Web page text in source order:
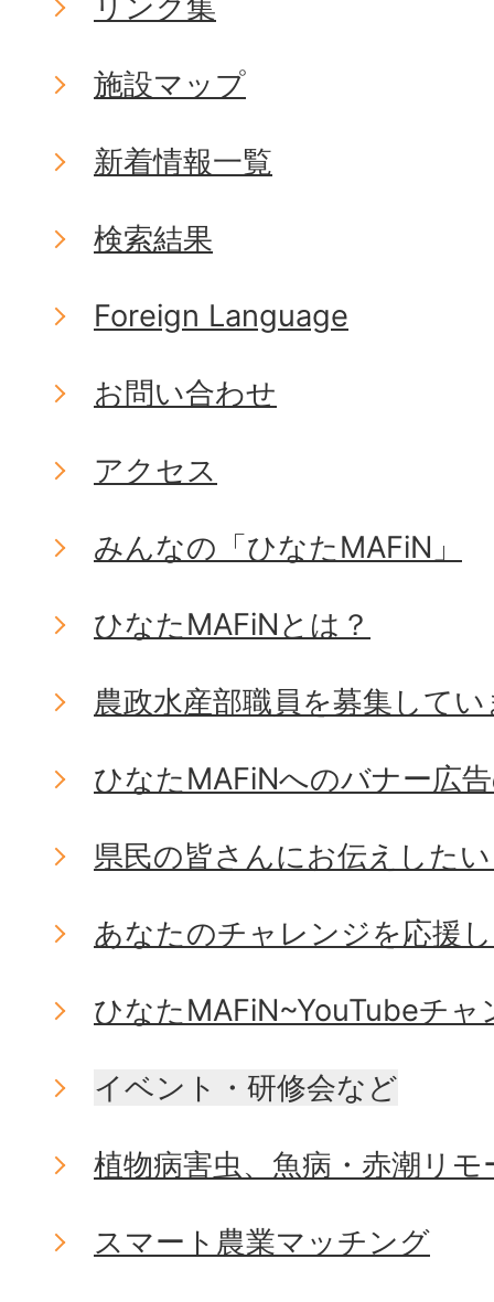
リンク集
施設マップ
新着情報一覧
検索結果
Foreign Language
お問い合わせ
アクセス
みんなの「ひなたMAFiN」
ひなたMAFiNとは？
農政水産部職員を募集して
ひなたMAFiNへのバナー広
県民の皆さんにお伝えした
あなたのチャレンジを応援
ひなたMAFiN~YouTubeチャ
イベント・研修会など
植物病害虫、魚病・赤潮リモ
スマート農業マッチング